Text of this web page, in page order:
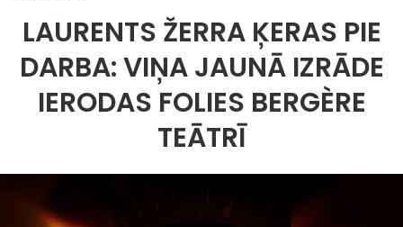
LAURENTS ŽERRA ĶERAS PIE
DARBA: VIŅA JAUNĀ IZRĀDE
IERODAS FOLIES BERGÈRE
TEĀTRĪ